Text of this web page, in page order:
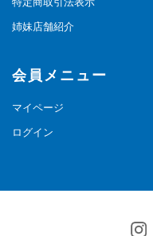
姉妹店舗紹介
会員メニュー
マイページ
ログイン